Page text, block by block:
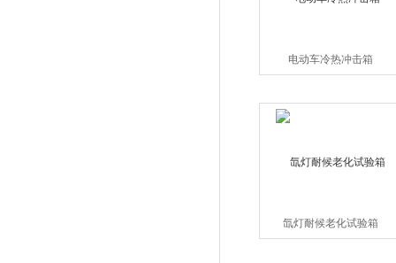
电动车冷热冲击箱
氙灯耐候老化试验箱